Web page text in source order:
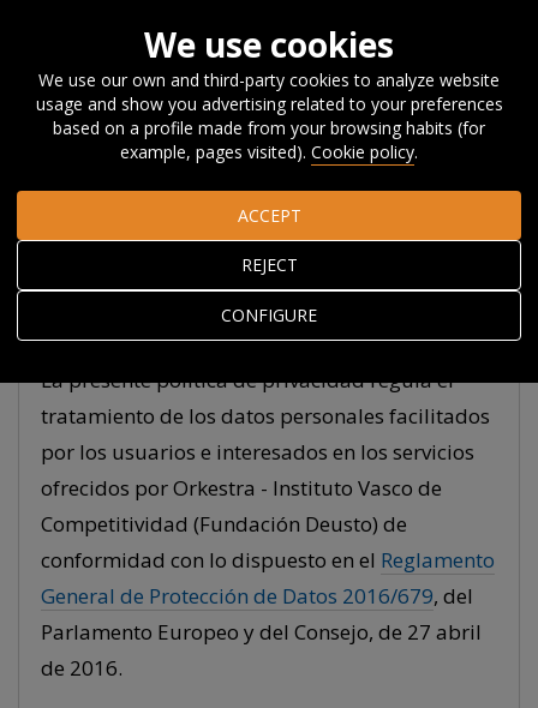
Home Privacy Privacy policy
Privacy policy
This page is currently under construction.
We apologise for this inconvenience.
La presente política de privacidad regula el
tratamiento de los datos personales facilitados
por los usuarios e interesados en los servicios
ofrecidos por Orkestra - Instituto Vasco de
Competitividad (Fundación Deusto) de
conformidad con lo dispuesto en el Reglamento
General de Protección de Datos 2016/679, del
Parlamento Europeo y del Consejo, de 27 abril
de 2016.
We use cookies
We use our own and third-party cookies to analyze website
usage and show you advertising related to your preferences
based on a profile made from your browsing habits (for
example, pages visited). Cookie policy.
CONFIGURE
REJECT
ACCEPT